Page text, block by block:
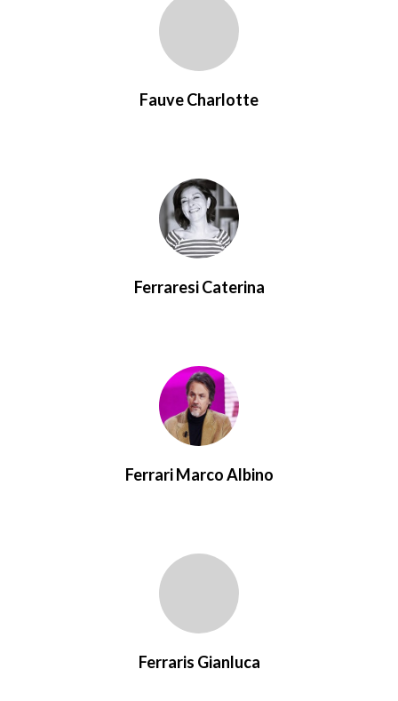
Fauve Charlotte
Ferraresi Caterina
Ferrari Marco Albino
Ferraris Gianluca